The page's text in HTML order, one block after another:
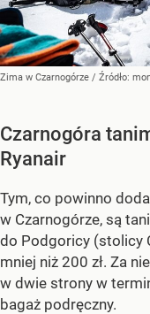
Zima w Czarnogórze / Źródło:
Czarnogóra
Ryanair
Tym, co powinno
w Czarnogórze, są
do Podgoricy (stolicy
mniej niż 200 zł. Za
w dwie strony w
bagaż podręczny.